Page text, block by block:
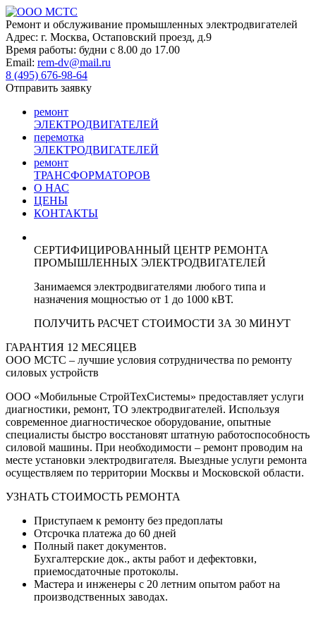
Skip
to
content
Ремонт и обслуживание промышленных электродвигателей
Адрес: г. Москва, Остаповский проезд, д.9
Время работы: будни с 8.00 до 17.00
Email: rem-dv@mail.ru
8 (495) 676-98-64
Отправить заявку
ремонт
ЭЛЕКТРОДВИГАТЕЛЕЙ
перемотка
ЭЛЕКТРОДВИГАТЕЛЕЙ
ремонт
ТРАНСФОРМАТОРОВ
О НАС
ЦЕНЫ
КОНТАКТЫ
СЕРТИФИЦИРОВАННЫЙ ЦЕНТР РЕМОНТА
ПРОМЫШЛЕННЫХ ЭЛЕКТРОДВИГАТЕЛЕЙ
Занимаемся электродвигателями любого типа и
назначения мощностью от 1 до 1000 кВТ.
ПОЛУЧИТЬ РАСЧЕТ СТОИМОСТИ ЗА 30 МИНУТ
ГАРАНТИЯ 12 МЕСЯЦЕВ
ООО МСТС – лучшие условия сотрудничества по ремонту
силовых устройств
ООО «Мобильные СтройТехСистемы» предоставляет услуги
диагностики, ремонт, ТО электродвигателей. Используя
современное диагностическое оборудование, опытные
специалисты быстро восстановят штатную работоспособность
силовой машины. При необходимости – ремонт проводим на
месте установки электродвигателя. Выездные услуги ремонта
осуществляем по территории Москвы и Московской области.
УЗНАТЬ СТОИМОСТЬ РЕМОНТА
Приступаем к ремонту без предоплаты
Отсрочка платежа до 60 дней
Полный пакет документов.
Бухгалтерские док., акты работ и дефектовки,
приемосдаточные протоколы.
Мастера и инженеры с 20 летним опытом работ на
производственных заводах.